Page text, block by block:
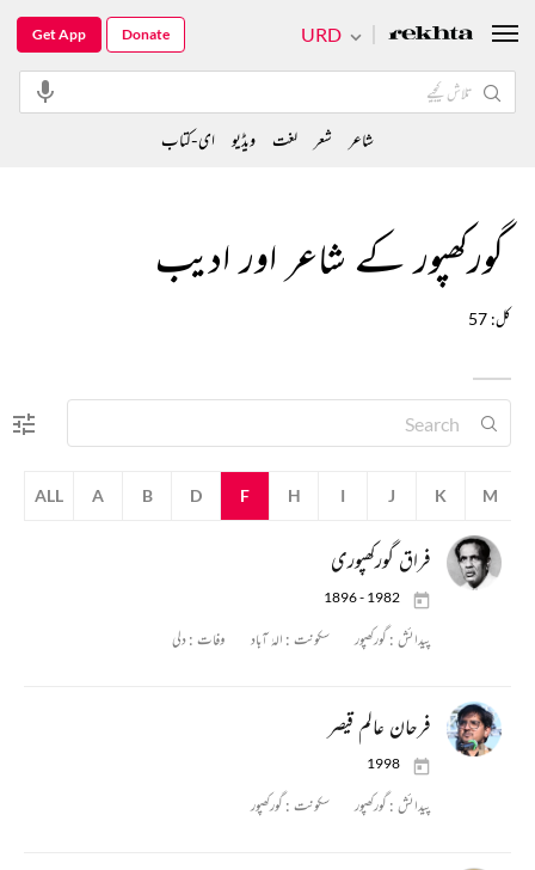
گورکھپور کے شاعر اور ادیب
کل: 57
ALL A B D F H I J K M
فراق گورکھپوری
1896 - 1982
پیدائش : گورکھپور سکونت : الہٰ آباد وفات :دلی
فرحان عالم قیصر
1998
پیدائش : گورکھپور سکونت : گورکھپور
URD
Get App Donate
شاعر شعر لغت ویڈیو ای-کتاب